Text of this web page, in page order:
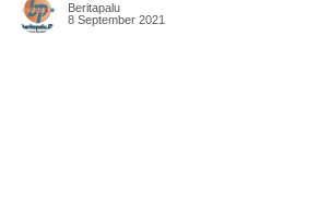
Beritapalu
8 September 2021